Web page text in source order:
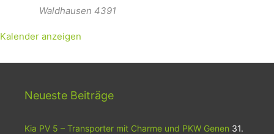
Waldhausen 4391
Kalender anzeigen
Neueste Beiträge
Kia PV 5 – Transporter mit Charme und PKW Genen 31.